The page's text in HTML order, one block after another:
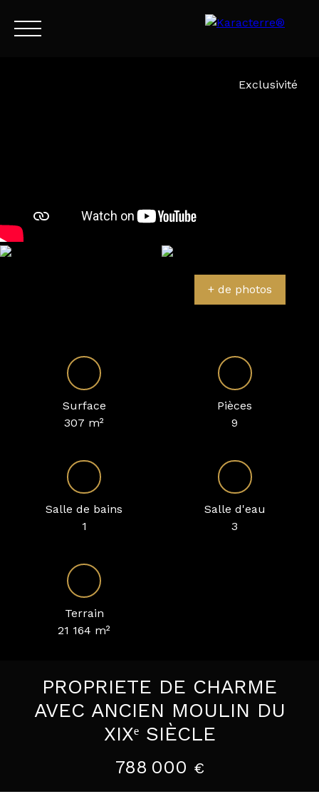
Exclusivité
+ de photos
Surface
307 m²
Pièces
9
Salle de bains
1
Salle d'eau
3
Terrain
21 164 m²
PROPRIETE DE CHARME
AVEC ANCIEN MOULIN DU
XIXᵉ SIÈCLE
788 000 €